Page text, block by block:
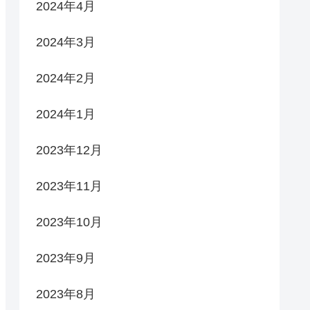
2024年4月
2024年3月
2024年2月
2024年1月
2023年12月
2023年11月
2023年10月
2023年9月
2023年8月